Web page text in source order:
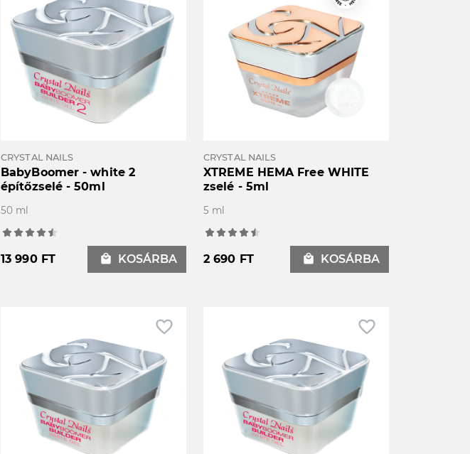
CRYSTAL NAILS
BabyBoomer - white 2
építőzselé - 50ml
50 ml
13 990 FT local_mall KOSÁRBA
CRYSTAL NAILS
XTREME HEMA Free WHITE
zselé - 5ml
5 ml
2 690 FT local_mall KOSÁRBA
favorite_border favorite_border